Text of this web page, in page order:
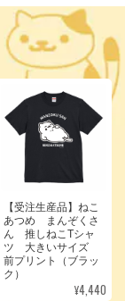
【受注生産品】ねこ
あつめ まんぞくさ
ん 推しねこTシャ
ツ 大きいサイズ
前プリント（ブラッ
ク）
¥4,440